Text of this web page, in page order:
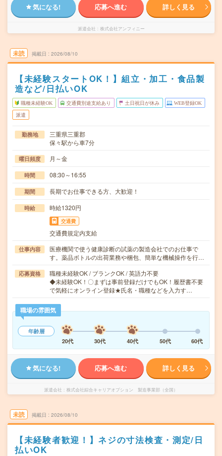
気になる! 応募へ進む 詳しく見る
派遣会社 株式会社アンフィニー
未読 掲載日 2026/08/10
【未経験スタートOK！】組立・加工・食品製
造など/日払いOK
職種未経験OK 交通費別途支給あり 土日祝日が休み WEB登録OK
派遣
勤務地
三重県三重郡
保々駅から車7分
曜日頻度 月～金
時間 08:30～16:55
期間 長期でお仕事できる方、大歓迎！
時給 時給1320円
交通費
交通費規定内支給
仕事内容
医療機関で使う健康診断の試薬の製造会社でのお仕事で
す。薬品ボトルの出荷業務や梱包、簡単な機械操作を行…
応募資格
職種未経験OK / ブランクOK / 英語力不要
◆未経験OK！〇まずは事前登録だけでもOK！履歴書不要
で気軽にオンライン登録★氏名・職種などを入力す…
職場の雰囲気
年齢層
20代
30代 40代 50代 60代
気になる! 応募へ進む 詳しく見る
派遣会社 株式会社綜合キャリアオプション 製造事業部（全国）
未読 掲載日 2026/08/10
【未経験者歓迎！】ネジの寸法検査・測定/日
払いOK